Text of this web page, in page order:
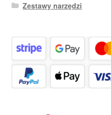
Zestawy narzędzi